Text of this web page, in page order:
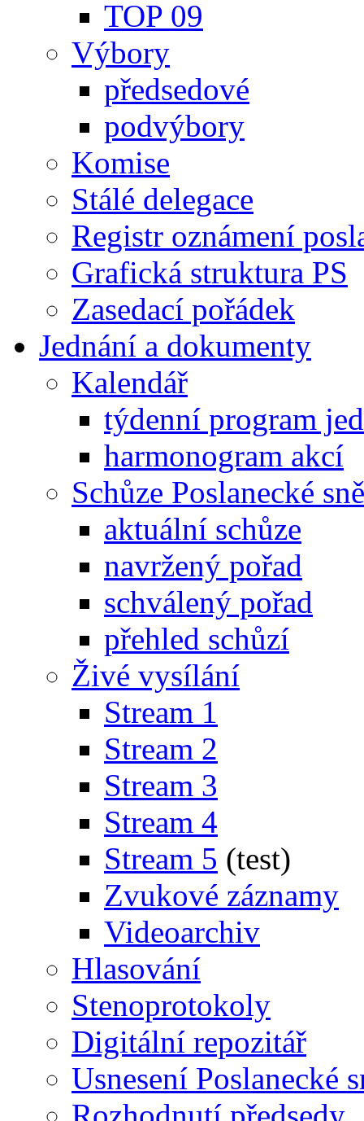
TOP 09
Výbory
předsedové
podvýbory
Komise
Stálé delegace
Registr oznámení
Grafická struktura PS
Zasedací pořádek
Jednání a dokumenty
Kalendář
týdenní program
harmonogram akcí
Schůze Poslanecké
aktuální schůze
navržený pořad
schválený pořad
přehled schůzí
Živé vysílání
Stream 1
Stream 2
Stream 3
Stream 4
Stream 5 (test)
Zvukové záznamy
Videoarchiv
Hlasování
Stenoprotokoly
Digitální repozitář
Usnesení Poslanecké